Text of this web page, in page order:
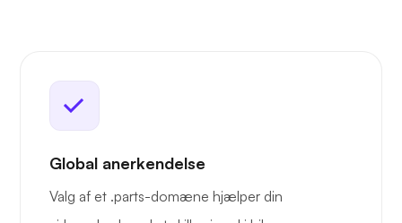
Global anerkendelse
Valg af et .parts-domæne hjælper din